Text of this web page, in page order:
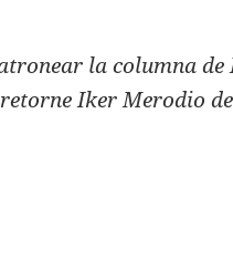
la columna de
Iker Merodio